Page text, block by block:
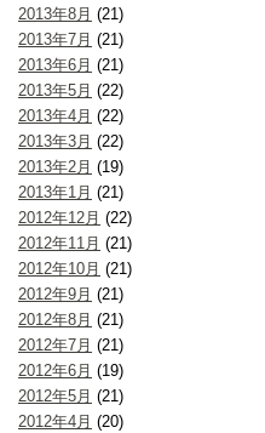
2013年8月 (21)
2013年7月 (21)
2013年6月 (21)
2013年5月 (22)
2013年4月 (22)
2013年3月 (22)
2013年2月 (19)
2013年1月 (21)
2012年12月 (22)
2012年11月 (21)
2012年10月 (21)
2012年9月 (21)
2012年8月 (21)
2012年7月 (21)
2012年6月 (19)
2012年5月 (21)
2012年4月 (20)